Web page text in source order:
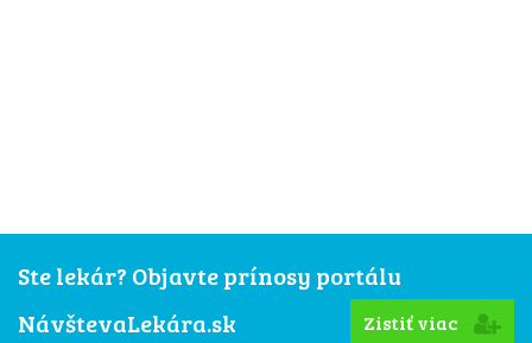
Ste lekár? Objavte prínosy portálu
NávštevaLekára.sk
Zistiť viac